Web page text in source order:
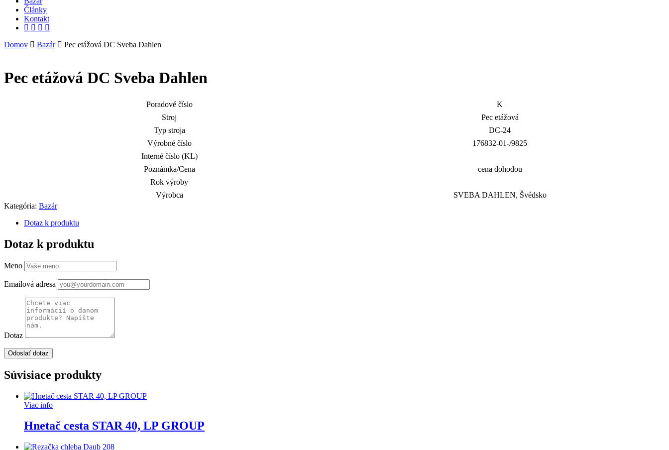
Články
Kontakt
facebook
instagram
phone
email
Domov Bazár Pec etážová DC Sveba Dahlen
Pec etážová DC Sveba Dahlen
Poradové číslo
K
Stroj
Pec etážová
Typ stroja
DC-24
Výrobné číslo
176832-01-/9825
Interné číslo (KL)
Poznámka/Cena
cena dohodou
Rok výroby
Výrobca
SVEBA DAHLEN, Švédsko
Kategória: Bazár
Dotaz k produktu
Dotaz k produktu
Meno
Emailová adresa
Dotaz
Súvisiace produkty
Viac info
Hnetač cesta STAR 40, LP GROUP